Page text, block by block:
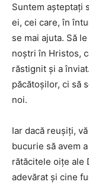
Suntem aşteptaţi
ei, cei care, în
se mai ajuta. Să
noştri în Hristos,
răstignit şi a
păcătoşilor, ci să
noi.
Iar dacă reuşiţi,
bucurie să avem
rătăcitele oiţe ale
adevărat şi cine